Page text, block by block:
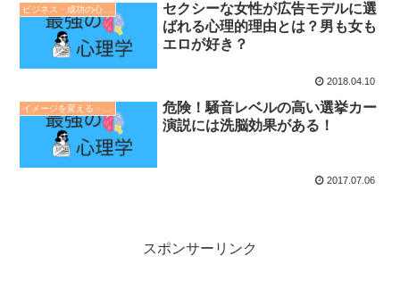
セクシーな女性が広告モデルに選
ばれる心理的理由とは？男も女も
エロが好き？
2018.04.10
イメージを変える・印象操作の心理学
危険！騒音レベルの高い選挙カー
演説には洗脳効果がある！
2017.07.06
スポンサーリンク